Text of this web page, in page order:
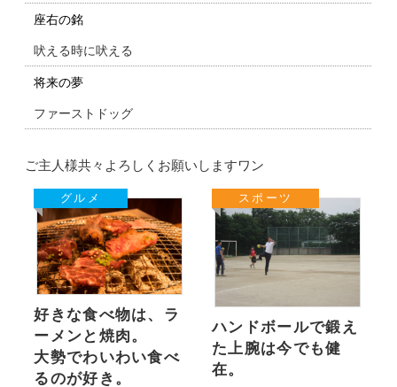
座右の銘
吠える時に吠える
将来の夢
ファーストドッグ
ご主人様共々よろしくお願いしますワン
グルメ
好きな食べ物は、ラ
ーメンと焼肉。
大勢でわいわい食べ
るのが好き。
スポーツ
ハンドボールで鍛え
た上腕は今でも健
在。